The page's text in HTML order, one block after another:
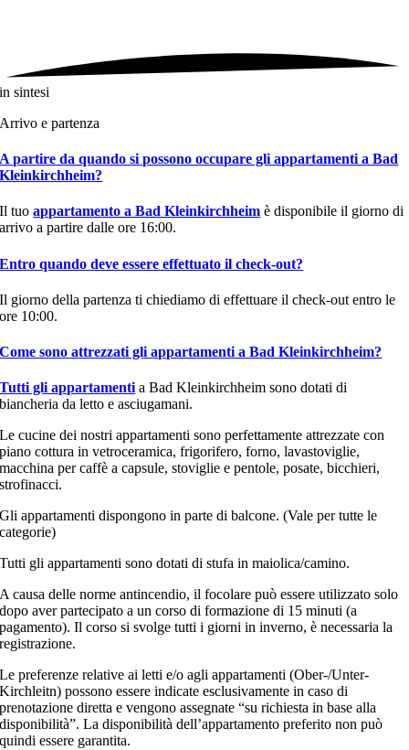
in sintesi
Arrivo e partenza
A partire da quando si possono occupare gli appartamenti a Bad
Kleinkirchheim?
Il tuoappartamento a Bad Kleinkirchheim è disponibile il giorno di
arrivo a partire dalle ore 16:00.
Entro quando deve essere effettuato il check-out?
Il giorno della partenza ti chiediamo di effettuare il check-out entro le
ore 10:00.
Come sono attrezzati gli appartamenti a Bad Kleinkirchheim?
Tutti gli appartamenti a Bad Kleinkirchheim sono dotati di
biancheria da letto e asciugamani.
Le cucine dei nostri appartamenti sono perfettamente attrezzate con
piano cottura in vetroceramica, frigorifero, forno, lavastoviglie,
macchina per caffè a capsule, stoviglie e pentole, posate, bicchieri,
strofinacci.
Gli appartamenti dispongono in parte di balcone. (Vale per tutte le
categorie)
Tutti gli appartamenti sono dotati di stufa in maiolica/camino.
A causa delle norme antincendio, il focolare può essere utilizzato solo
dopo aver partecipato a un corso di formazione di 15 minuti (a
pagamento). Il corso si svolge tutti i giorni in inverno, è necessaria la
registrazione.
Le preferenze relative ai letti e/o agli appartamenti (Ober-/Unter-
Kirchleitn) possono essere indicate esclusivamente in caso di
prenotazione diretta e vengono assegnate “su richiesta in base alla
disponibilità”. La disponibilità dell’appartamento preferito non può
quindi essere garantita.